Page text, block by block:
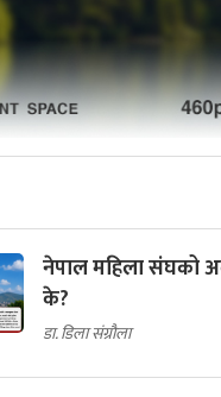
नेपाल महिला संघको
के?
डा. डिला संग्रौला